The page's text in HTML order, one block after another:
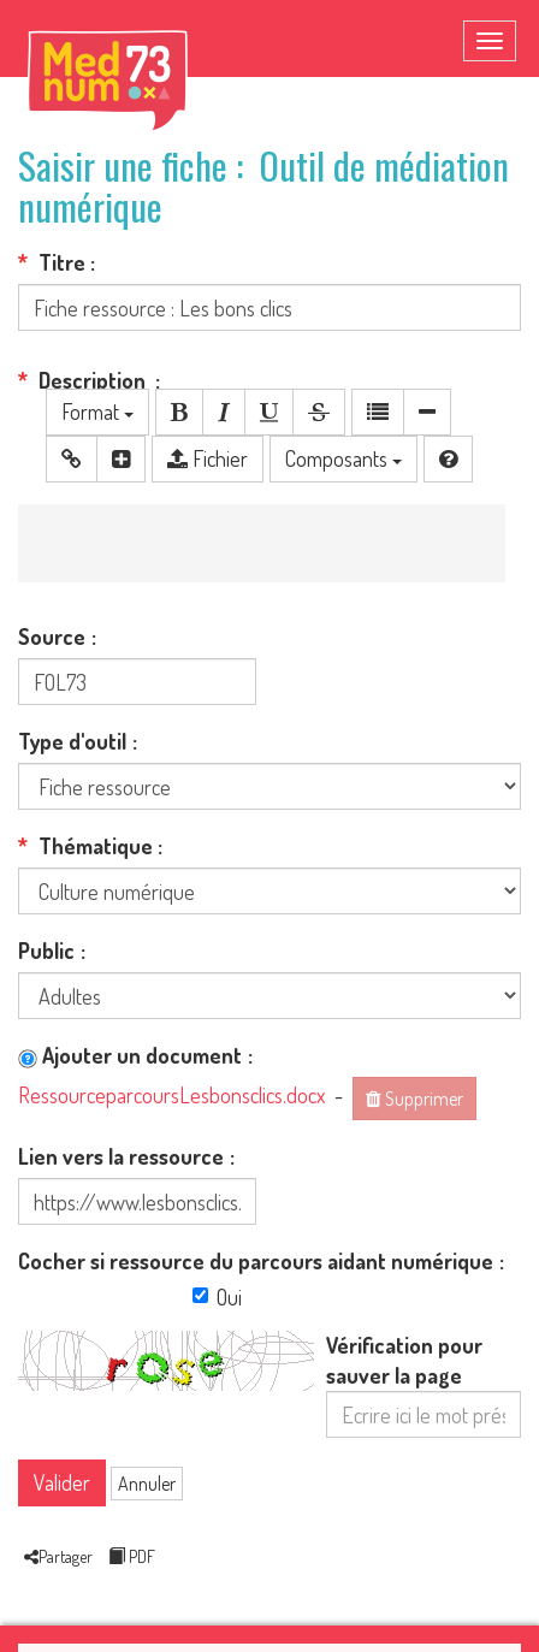
Saisir une fiche : Outil de médiation
numérique
Titre
Description
Format
Fichier
Composants
Source
Type d'outil
Thématique
Public
Ajouter un document
RessourceparcoursLesbonsclics.docx - Supprimer
Lien vers la ressource
Cocher si ressource du parcours aidant numérique
Oui
Vérification pour
sauver la page
Valider Annuler
Partager PDF